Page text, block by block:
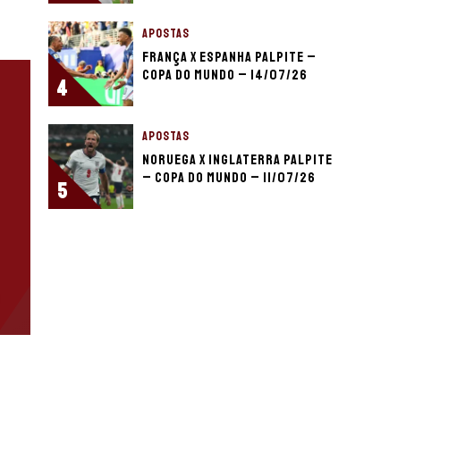
4
APOSTAS
França x Espanha palpite –
Copa do Mundo – 14/07/26
5
APOSTAS
Noruega x Inglaterra palpite
– Copa do Mundo – 11/07/26